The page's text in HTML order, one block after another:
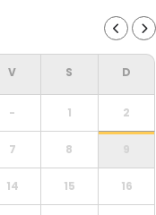
- 1 2
7 8 9
14 15 16